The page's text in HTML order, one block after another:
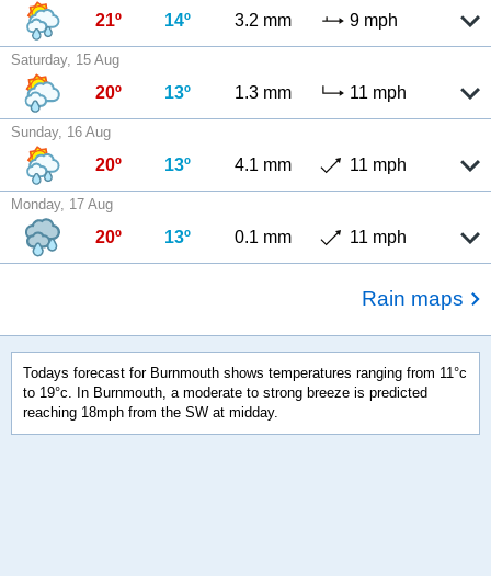
21º 14º 3.2 mm 9 mph
Saturday, 15 Aug
20º 13º 1.3 mm 11 mph
Sunday, 16 Aug
20º 13º 4.1 mm 11 mph
Monday, 17 Aug
20º 13º 0.1 mm 11 mph
Rain maps
Todays forecast for Burnmouth shows temperatures ranging from 11°c
to 19°c. In Burnmouth, a moderate to strong breeze is predicted
reaching 18mph from the SW at midday.